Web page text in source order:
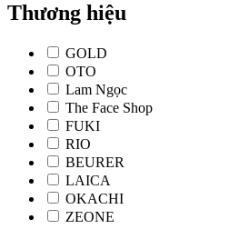
Thương hiệu
GOLD
OTO
Lam Ngọc
The Face Shop
FUKI
RIO
BEURER
LAICA
OKACHI
ZEONE